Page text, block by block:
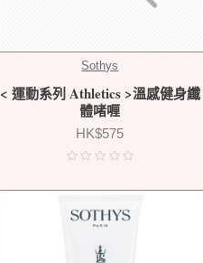
Sothys
< 運動系列 Athletics >溫感健身纖
體啫喱
HK$575